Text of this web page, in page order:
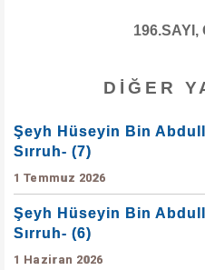
196.SAYI,
DIĞER
Şeyh Hüseyin Bin
Sırruh- (7)
1 Temmuz 2026
Şeyh Hüseyin Bin
Sırruh- (6)
1 Haziran 2026